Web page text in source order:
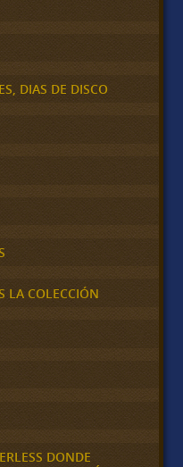
DIAS DE DISCO
LA COLECCIÓN
DONDE